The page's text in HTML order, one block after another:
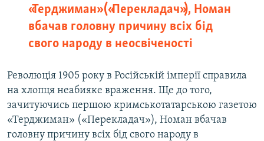
«Терджиман» («Перекладач»), Номан
вбачав головну причину всіх бід
свого народу в неосвіченості
Революція 1905 року в Російській імперії справила
на хлопця неабияке враження. Ще до того,
зачитуючись першою кримськотатарською газетою
«Терджиман» («Перекладач»), Номан вбачав
головну причину всіх бід свого народу в